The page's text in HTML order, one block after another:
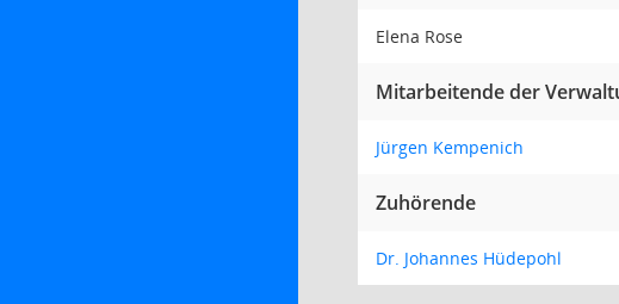
Elena Rose
Mitarbeitende der
Jürgen Kempenich
Zuhörende
Dr. Johannes Hüdepohl